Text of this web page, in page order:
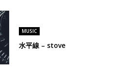
MUSIC
水平線 – stove